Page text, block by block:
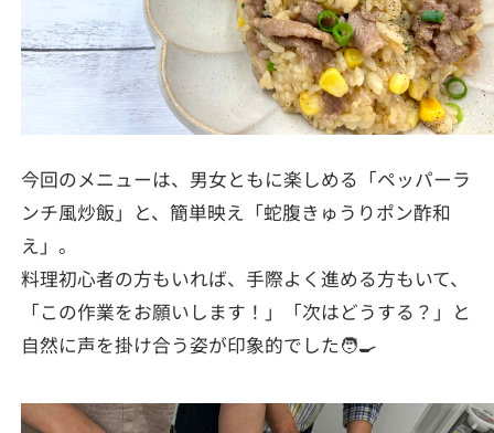
今回のメニューは、男女ともに楽しめる「ペッパーラ
ンチ風炒飯」と、簡単映え「蛇腹きゅうりポン酢和
え」。
料理初心者の方もいれば、手際よく進める方もいて、
「この作業をお願いします！」「次はどうする？」と
自然に声を掛け合う姿が印象的でした🧑‍🍳